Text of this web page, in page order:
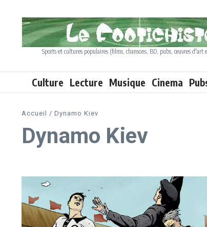
Sports et cultures populaires (films, chansons, BD, pubs, œuvres d'art
Culture Lecture Musique Cinema
Accueil / Dynamo Kiev
Dynamo Kiev